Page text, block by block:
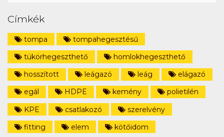
Címkék
tompa
tompahegesztésű
tükörhegeszthető
homlokhegeszthető
hosszított
leágazó leág
elágazó
egál
HDPE kemény
polietilén
KPE
csatlakozó
szerelvény
fitting
elem
kötőidom